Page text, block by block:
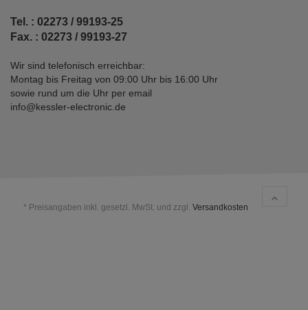
Tel. : 02273 / 99193-25
Fax. : 02273 / 99193-27
Wir sind telefonisch erreichbar:
Montag bis Freitag von 09:00 Uhr bis 16:00 Uhr
sowie rund um die Uhr per email
info@kessler-electronic.de
* Preisangaben inkl. gesetzl. MwSt. und zzgl. Versandkosten